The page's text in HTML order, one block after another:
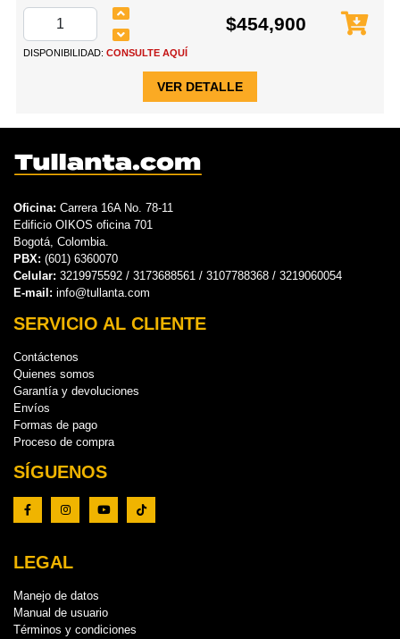
$454,900
DISPONIBILIDAD: CONSULTE AQUÍ
VER DETALLE
Oficina: Carrera 16A No. 78-11
Edificio OIKOS oficina 701
Bogotá, Colombia.
PBX: (601) 6360070
Celular: 3219975592 / 3173688561 / 3107788368 / 3219060054
E-mail: info@tullanta.com
SERVICIO AL CLIENTE
Contáctenos
Quienes somos
Garantía y devoluciones
Envíos
Formas de pago
Proceso de compra
SÍGUENOS
LEGAL
Manejo de datos
Manual de usuario
Términos y condiciones